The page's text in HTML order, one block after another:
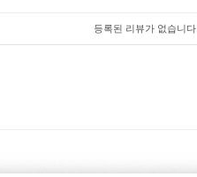
등록된 리뷰가 없습니다.